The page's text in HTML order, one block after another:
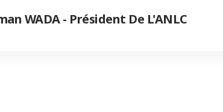
WADA - Président De L'ANLC